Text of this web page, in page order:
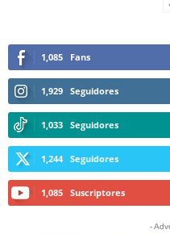
1,085 Fans
1,929 Seguidores
1,033 Seguidores
1,244 Seguidores
1,085 Suscriptores
-